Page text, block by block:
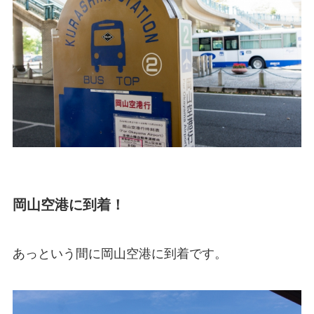
岡山空港に到着！
あっという間に岡山空港に到着です。